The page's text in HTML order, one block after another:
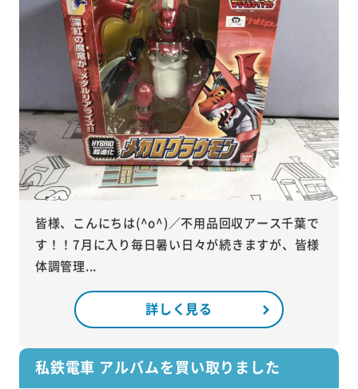
皆様、こんにちは(^o^)／不用品回収アース千葉で
す！！7月に入り毎日暑い日々が続きますが、皆様
体調管理...
詳しく見る
私鉄電車 アルバムを買い取りました